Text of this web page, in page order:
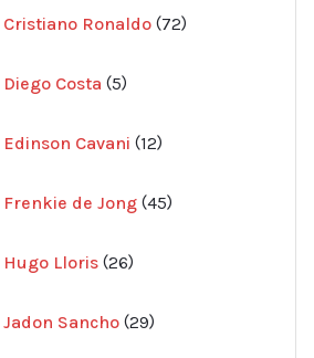
Cristiano Ronaldo 72
produkter
Diego Costa 5
produkter
Edinson Cavani 12
produkter
Frenkie de Jong 45
produkter
Hugo Lloris 26
produkter
Jadon Sancho 29
produkter